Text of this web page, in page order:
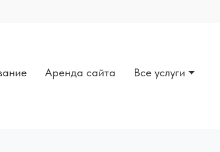
Аренда сайта Все услуги